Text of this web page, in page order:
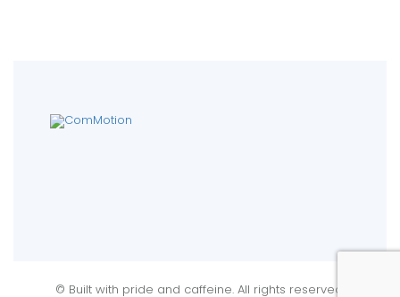
© Built with pride and caffeine. All rights reserved.